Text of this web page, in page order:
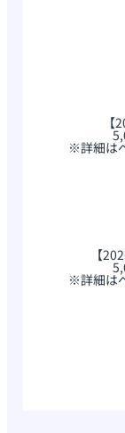
※詳細は
【
※詳細は